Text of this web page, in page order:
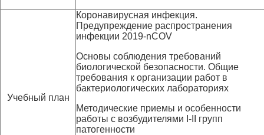
Учебный план
Коронавирусная инфекция.
Предупреждение распространения
инфекции 2019-nCOV
Основы соблюдения требований
биологической безопасности. Общие
требования к организации работ в
бактериологических лабораториях
Методические приемы и особенности
работы с возбудителями I-II групп
патогенности